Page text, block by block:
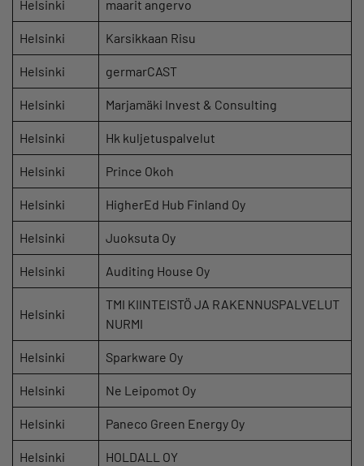
Helsinki maarit angervo
Helsinki Karsikkaan Risu
Helsinki germarCAST
Helsinki Marjamäki Invest & Consulting
Helsinki Hk kuljetuspalvelut
Helsinki Prince Okoh
Helsinki HigherEd Hub Finland Oy
Helsinki Juoksuta Oy
Helsinki Auditing House Oy
Helsinki
TMI KIINTEISTÖ JA RAKENNUSPALVELUT
NURMI
Helsinki Sparkware Oy
Helsinki Ne Leipomot Oy
Helsinki Paneco Green Energy Oy
Helsinki HOLDALL OY